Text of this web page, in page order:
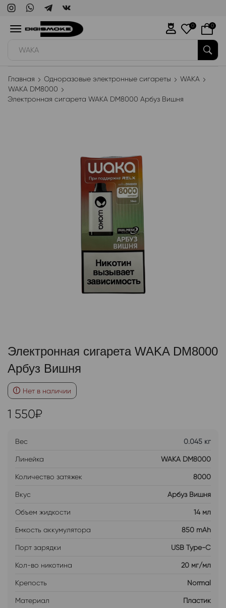
WAKA
0 0
Главная Одноразовые электронные сигареты
WAKA
WAKA DM8000
Электронная сигарета WAKA DM8000 Арбуз Вишня
Электронная сигарета WAKA DM8000
Арбуз Вишня
Нет в наличии
1 550₽
Вес 0.045 кг
Линейка WAKA DM8000
Количество затяжек 8000
Вкус Арбуз Вишня
Объем жидкости 14 мл
Емкость аккумулятора 850 mAh
Порт зарядки USB Type-C
Кол-во никотина 20 мг/мл
Крепость Normal
Материал Пластик